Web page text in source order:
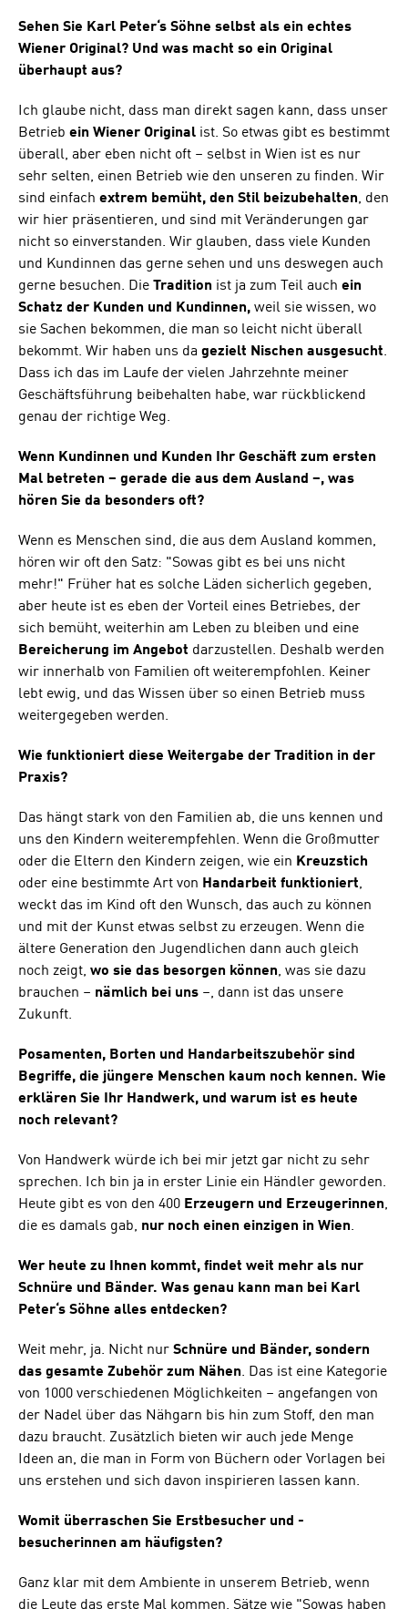
Sehen Sie Karl Peter‘s Söhne selbst als ein echtes
Wiener Original? Und was macht so ein Original
überhaupt aus?
Ich glaube nicht, dass man direkt sagen kann, dass unser
Betrieb ein Wiener Original ist. So etwas gibt es bestimmt
überall, aber eben nicht oft – selbst in Wien ist es nur
sehr selten, einen Betrieb wie den unseren zu finden. Wir
sind einfach extrem bemüht, den Stil beizubehalten, den
wir hier präsentieren, und sind mit Veränderungen gar
nicht so einverstanden. Wir glauben, dass viele Kunden
und Kundinnen das gerne sehen und uns deswegen auch
gerne besuchen. Die Tradition ist ja zum Teil auch ein
Schatz der Kunden und Kundinnen, weil sie wissen, wo
sie Sachen bekommen, die man so leicht nicht überall
bekommt. Wir haben uns da gezielt Nischen ausgesucht.
Dass ich das im Laufe der vielen Jahrzehnte meiner
Geschäftsführung beibehalten habe, war rückblickend
genau der richtige Weg.
Wenn Kundinnen und Kunden Ihr Geschäft zum ersten
Mal betreten – gerade die aus dem Ausland –, was
hören Sie da besonders oft?
Wenn es Menschen sind, die aus dem Ausland kommen,
hören wir oft den Satz: "Sowas gibt es bei uns nicht
mehr!" Früher hat es solche Läden sicherlich gegeben,
aber heute ist es eben der Vorteil eines Betriebes, der
sich bemüht, weiterhin am Leben zu bleiben und eine
Bereicherung im Angebot darzustellen. Deshalb werden
wir innerhalb von Familien oft weiterempfohlen. Keiner
lebt ewig, und das Wissen über so einen Betrieb muss
weitergegeben werden.
Wie funktioniert diese Weitergabe der Tradition in der
Praxis?
Das hängt stark von den Familien ab, die uns kennen und
uns den Kindern weiterempfehlen. Wenn die Großmutter
oder die Eltern den Kindern zeigen, wie ein Kreuzstich
oder eine bestimmte Art von Handarbeit funktioniert,
weckt das im Kind oft den Wunsch, das auch zu können
und mit der Kunst etwas selbst zu erzeugen. Wenn die
ältere Generation den Jugendlichen dann auch gleich
noch zeigt, wo sie das besorgen können, was sie dazu
brauchen – nämlich bei uns –, dann ist das unsere
Zukunft.
Posamenten, Borten und Handarbeitszubehör sind
Begriffe, die jüngere Menschen kaum noch kennen. Wie
erklären Sie Ihr Handwerk, und warum ist es heute
noch relevant?
Von Handwerk würde ich bei mir jetzt gar nicht zu sehr
sprechen. Ich bin ja in erster Linie ein Händler geworden.
Heute gibt es von den 400 Erzeugern und Erzeugerinnen,
die es damals gab, nur noch einen einzigen in Wien.
Wer heute zu Ihnen kommt, findet weit mehr als nur
Schnüre und Bänder. Was genau kann man bei Karl
Peter‘s Söhne alles entdecken?
Weit mehr, ja. Nicht nur Schnüre und Bänder, sondern
das gesamte Zubehör zum Nähen. Das ist eine Kategorie
von 1000 verschiedenen Möglichkeiten – angefangen von
der Nadel über das Nähgarn bis hin zum Stoff, den man
dazu braucht. Zusätzlich bieten wir auch jede Menge
Ideen an, die man in Form von Büchern oder Vorlagen bei
uns erstehen und sich davon inspirieren lassen kann.
Womit überraschen Sie Erstbesucher und -
besucherinnen am häufigsten?
Ganz klar mit dem Ambiente in unserem Betrieb, wenn
die Leute das erste Mal kommen. Sätze wie "Sowas haben